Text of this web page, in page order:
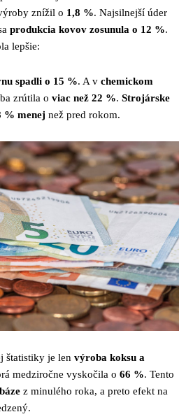
znížil o 1,8 %. Najsilnejší úder
produkcia kovov zosunula o 12 %.
lepšie:
spadli o 15 %. A v chemickom
zrútila o viac než 22 %. Strojárske
% menej než pred rokom.
štatistiky je len výroba koksu a
medziročne vyskočila o 66 %. Tento
z minulého roka, a preto efekt na